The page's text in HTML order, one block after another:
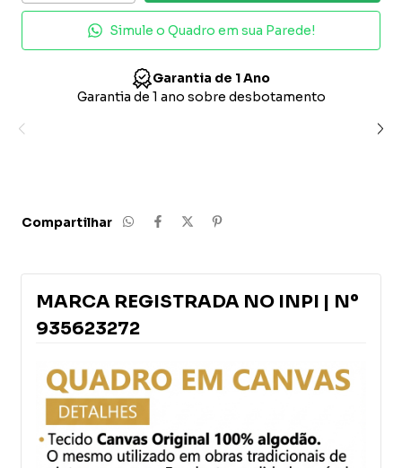
Simule o Quadro em sua Parede!
MARCA REGISTRADA NO INPI | Nº 935623272
Decorarte Brasil é uma marca registrada no Instituto
Compartilhar
MARCA REGISTRADA NO INPI | Nº
935623272